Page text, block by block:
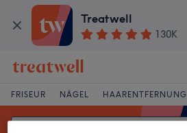
Treatwell
130K
FRISEUR NÄGEL HAARENTFERNUNG